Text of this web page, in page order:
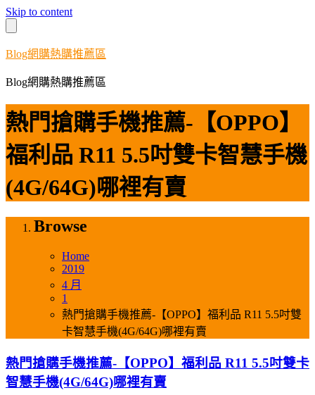
Skip to content
Blog網購熱購推薦區
Blog網購熱購推薦區
熱門搶購手機推薦-【OPPO】
福利品 R11 5.5吋雙卡智慧手機
(4G/64G)哪裡有賣
Browse
Home
2019
4 月
1
熱門搶購手機推薦-【OPPO】福利品 R11 5.5吋雙
卡智慧手機(4G/64G)哪裡有賣
熱門搶購手機推薦-【OPPO】福利品 R11 5.5吋雙卡
智慧手機(4G/64G)哪裡有賣